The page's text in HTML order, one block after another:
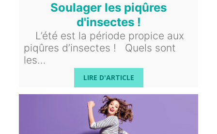
Soulager les piqûres
d'insectes !
L’été est la période propice aux
piqûres d’insectes ! Quels sont
les…
LIRE D'ARTICLE